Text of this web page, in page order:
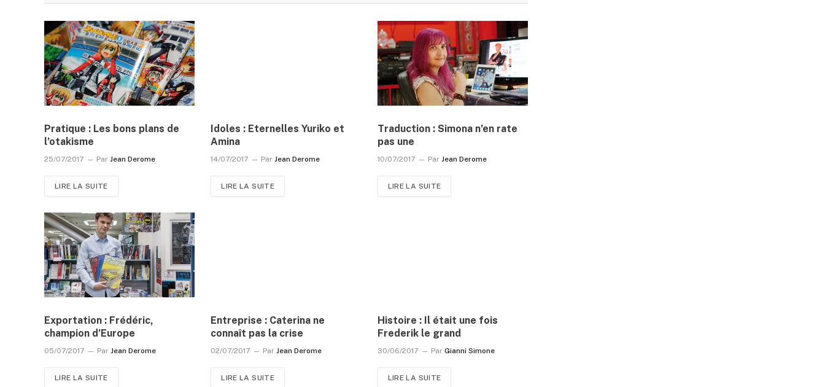
Pratique : Les bons plans de
l’otakisme
25/07/2017 Par Jean Derome
LIRE LA SUITE
Idoles : Eternelles Yuriko et
Amina
14/07/2017 Par Jean Derome
LIRE LA SUITE
Traduction : Simona n’en rate
pas une
10/07/2017 Par Jean Derome
LIRE LA SUITE
Exportation : Frédéric,
champion d’Europe
05/07/2017 Par Jean Derome
LIRE LA SUITE
Entreprise : Caterina ne
connaît pas la crise
02/07/2017 Par Jean Derome
LIRE LA SUITE
Histoire : Il était une fois
Frederik le grand
30/06/2017 Par Gianni Simone
LIRE LA SUITE